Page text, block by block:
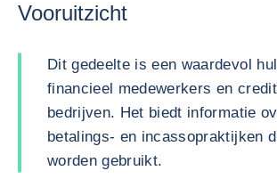
Vooruitzicht
Dit gedeelte is een waardevol
financieel medewerkers en
bedrijven. Het biedt informatie
betalings- en incassopraktijken
worden gebruikt.